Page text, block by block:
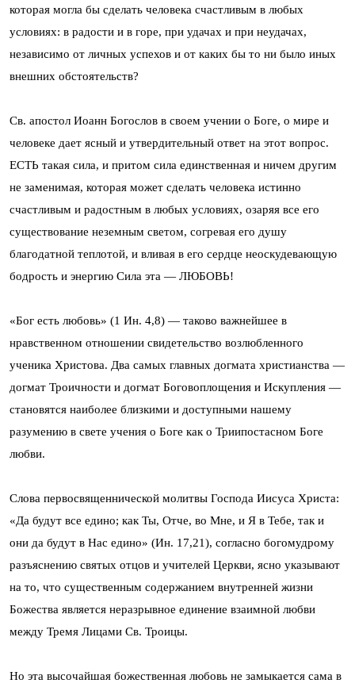
которая могла бы сделать человека счастливым в любых
условиях: в радости и в горе, при удачах и при неудачах,
независимо от личных успехов и от каких бы то ни было иных
внешних обстоятельств?
Св. апостол Иоанн Богослов в своем учении о Боге, о мире и
человеке дает ясный и утвердительный ответ на этот вопрос.
ЕСТЬ такая сила, и притом сила единственная и ничем другим
не заменимая, которая может сделать человека истинно
счастливым и радостным в любых условиях, озаряя все его
существование неземным светом, согревая его душу
благодатной теплотой, и вливая в его сердце неоскудевающую
бодрость и энергию Сила эта — ЛЮБОВЬ!
«Бог есть любовь» (1 Ин. 4,8) — таково важнейшее в
нравственном отношении свидетельство возлюбленного
ученика Христова. Два самых главных догмата христианства —
догмат Троичности и догмат Боговоплощения и Искупления —
становятся наиболее близкими и доступными нашему
разумению в свете учения о Боге как о Триипостасном Боге
любви.
Слова первосвященнической молитвы Господа Иисуса Христа:
«Да будут все едино; как Ты, Отче, во Мне, и Я в Тебе, так и
они да будут в Нас едино» (Ин. 17,21), согласно богомудрому
разъяснению святых отцов и учителей Церкви, ясно указывают
на то, что существенным содержанием внутренней жизни
Божества является неразрывное единение взаимной любви
между Тремя Лицами Св. Троицы.
Но эта высочайшая божественная любовь не замыкается сама в